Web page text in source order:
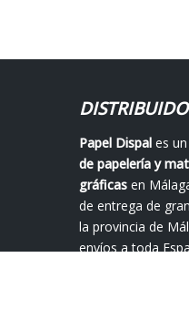
Papel Dispal es un
de papelería y
gráficas en
de entrega de
la provincia de
envíos a toda